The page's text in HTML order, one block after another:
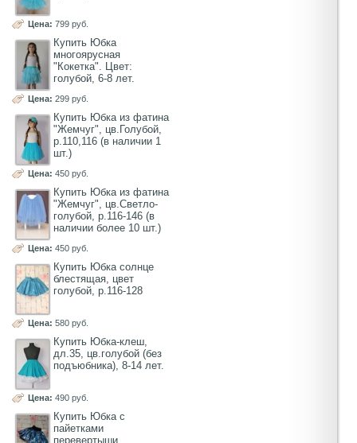
Цена: 799 руб.
Купить Юбка
многоярусная
"Кокетка". Цвет:
голубой, 6-8 лет.
Цена: 299 руб.
Купить Юбка из фатина
"Жемчуг", цв.Голубой,
р.110,116 (в наличии 1
шт.)
Цена: 450 руб.
Купить Юбка из фатина
"Жемчуг", цв.Светло-
голубой, р.116-146 (в
наличии более 10 шт.)
Цена: 450 руб.
Купить Юбка солнце
блестящая, цвет
голубой, р.116-128
Цена: 580 руб.
Купить Юбка-клеш,
дл.35, цв.голубой (без
подъюбника), 8-14 лет.
Цена: 490 руб.
Купить Юбка с
пайетками
перевертыши,